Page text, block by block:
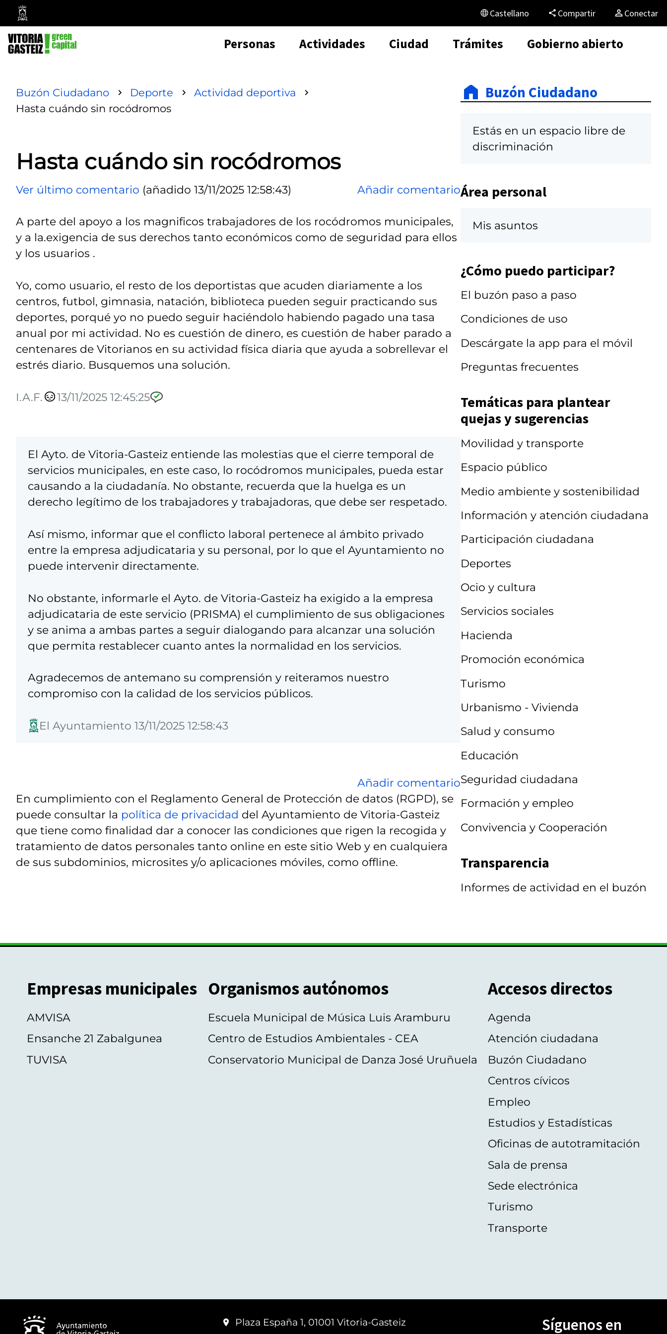
Ayuntamiento
Vitoria-
Gasteiz
Castellano Compartir Conectar
Personas Actividades Ciudad Trámites Gobierno abierto
Buzón Ciudadano Deporte
Actividad deportiva
Hasta cuándo sin rocódromos
Hasta cuándo sin rocódromos
Ver último comentario (añadido 13/11/2025 12:58:43) Añadir comentario
A parte del apoyo a los magnificos trabajadores de los rocódromos municipales,
y a la.exigencia de sus derechos tanto económicos como de seguridad para ellos
y los usuarios .
Yo, como usuario, el resto de los deportistas que acuden diariamente a los
centros, futbol, gimnasia, natación, biblioteca pueden seguir practicando sus
deportes, porqué yo no puedo seguir haciéndolo habiendo pagado una tasa
anual por mi actividad. No es cuestión de dinero, es cuestión de haber parado a
centenares de Vitorianos en su actividad física diaria que ayuda a sobrellevar el
estrés diario. Busquemos una solución.
I.A.F. 13/11/2025 12:45:25
El Ayto. de Vitoria-Gasteiz entiende las molestias que el cierre temporal de
servicios municipales, en este caso, lo rocódromos municipales, pueda estar
causando a la ciudadanía. No obstante, recuerda que la huelga es un
derecho legítimo de los trabajadores y trabajadoras, que debe ser respetado.
Así mismo, informar que el conflicto laboral pertenece al ámbito privado
entre la empresa adjudicataria y su personal, por lo que el Ayuntamiento no
puede intervenir directamente.
No obstante, informarle el Ayto. de Vitoria-Gasteiz ha exigido a la empresa
adjudicataria de este servicio (PRISMA) el cumplimiento de sus obligaciones
y se anima a ambas partes a seguir dialogando para alcanzar una solución
que permita restablecer cuanto antes la normalidad en los servicios.
Agradecemos de antemano su comprensión y reiteramos nuestro
compromiso con la calidad de los servicios públicos.
El Ayuntamiento 13/11/2025 12:58:43
Añadir comentario
En cumplimiento con el Reglamento General de Protección de datos (RGPD), se
puede consultar la política de privacidad del Ayuntamiento de Vitoria-Gasteiz
que tiene como finalidad dar a conocer las condiciones que rigen la recogida y
tratamiento de datos personales tanto online en este sitio Web y en cualquiera
de sus subdominios, microsites y/o aplicaciones móviles, como offline.
Buzón Ciudadano
Estás en un espacio libre de
discriminación
Área personal
Mis asuntos
¿Cómo puedo participar?
El buzón paso a paso
Condiciones de uso
Descárgate la app para el móvil
Preguntas frecuentes
Temáticas para plantear
quejas y sugerencias
Movilidad y transporte
Espacio público
Medio ambiente y sostenibilidad
Información y atención ciudadana
Participación ciudadana
Deportes
Ocio y cultura
Servicios sociales
Hacienda
Promoción económica
Turismo
Urbanismo - Vivienda
Salud y consumo
Educación
Seguridad ciudadana
Formación y empleo
Convivencia y Cooperación
Transparencia
Informes de actividad en el buzón
Empresas municipales
AMVISA
Ensanche 21 Zabalgunea
TUVISA
Organismos autónomos
Escuela Municipal de Música Luis Aramburu
Centro de Estudios Ambientales - CEA
Conservatorio Municipal de Danza José Uruñuela
Accesos directos
Agenda
Atención ciudadana
Buzón Ciudadano
Centros cívicos
Empleo
Estudios y Estadísticas
Oficinas de autotramitación
Sala de prensa
Sede electrónica
Turismo
Transporte
Plaza España 1, 01001 Vitoria-Gasteiz Síguenos en